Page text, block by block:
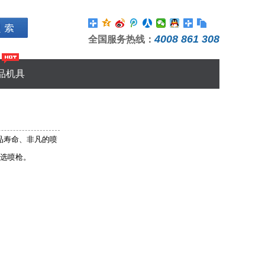
全国服务热线：4008 861 308
机具
寿命、非凡的喷
喷枪。